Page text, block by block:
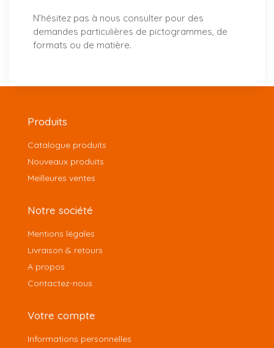
N’hésitez pas à nous consulter pour des
demandes particulières de pictogrammes, de
formats ou de matière.
Produits
Catalogue produits
Nouveaux produits
Meilleures ventes
Notre société
Mentions légales
Livraison & retours
A propos
Contactez-nous
Votre compte
Informations personnelles